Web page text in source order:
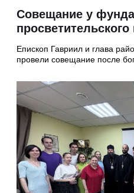
Совещание у
Епископ Гавриил и глава
провели совещание после